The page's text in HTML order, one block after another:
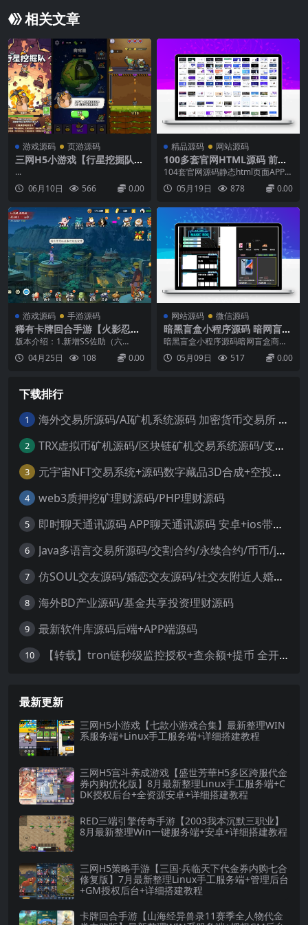
相关文章
游戏源码 页游源码
三网H5小游戏【行星挖掘队】
最新整理WIN系服务端+Linux
手工服务端+详细搭建教程
...
06月10日
566 0.00
精品源码 网站源码
100多套官网HTML源码 前端
静态页面源码
104套官网源码静态html页面APP下
载页面HTML源码，多年收藏精品H
TML官网源码104套所有行业均可
是精品，纯静态页面无后台...
05月19日 878 0.00
游戏源码 手游源码
稀有卡牌回合手游【火影忍者
之重生大世界】最新整理单机
一键即玩镜像端+Linux手工服
务端+管理后台+CDK授权后台
版本介绍：1.新增SS佐助（六
道）、新增SS柱间（战国）、ss千
代婆婆（秽土）2.对部分UI进行调
04月25日 108 0.00
网站源码 微信源码
暗黑盲盒小程序源码 暗网盲盒
商城开发 公众号二开版源码
暗黑盲盒小程序源码暗网盲盒商城
开发公众号二开版源码...
05月09日 517 0.00
下载排行
1 海外交易所源码/AI矿机系统源码 加密货币交易所 智能交易所源码
2 TRX虚拟币矿机源码/区块链矿机交易系统源码/支持 4国语言+usdt充值+搭建视频教程
3 元宇宙NFT交易系统+源码数字藏品3D合成+空投盲盒玩法抽集卡
4 web3质押挖矿理财源码/PHP理财源码
5 即时聊天通讯源码 APP聊天通讯源码 安卓+ios带后端源码控制
6 Java多语言交易所源码/交割合约/永续合约/币币/java服务端
7 仿SOUL交友源码/婚恋交友源码/社交友附近人婚恋约仿陌陌APP源码系统
8 海外BD产业源码/基金共享投资理财源码
9 最新软件库源码后端+APP端源码
10 【转载】tron链秒级监控授权+查余额+提币 全开源带视频教程文字教程
最新更新
三网H5小游戏【七款小游戏合集】最新整理WIN
系服务端+Linux手工服务端+详细搭建教程
三网H5宫斗养成游戏【盛世芳華H5多区跨服代金
券内购优化版】8月最新整理Linux手工服务端+C
DK授权后台+全资源安卓+详细搭建教程
RED三端引擎传奇手游【2003我本沉默三职业】
8月最新整理Win一键服务端+安卓+详细搭建教程
三网H5策略手游【三国·兵临天下代金券内购七合
修复版】7月最新整理Linux手工服务端+管理后台
+GM授权后台+详细搭建教程
卡牌回合手游【山海经异兽录11赛季全人物代金